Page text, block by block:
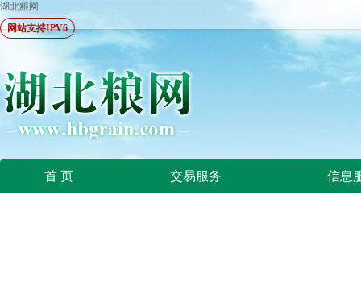
湖北粮网
网站支持IPV6
首 页 交易服务 信息